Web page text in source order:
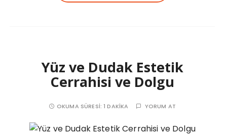
Yüz ve Dudak Estetik
Cerrahisi ve Dolgu
OKUMA SÜRESI:1 DAKIKA YORUM AT